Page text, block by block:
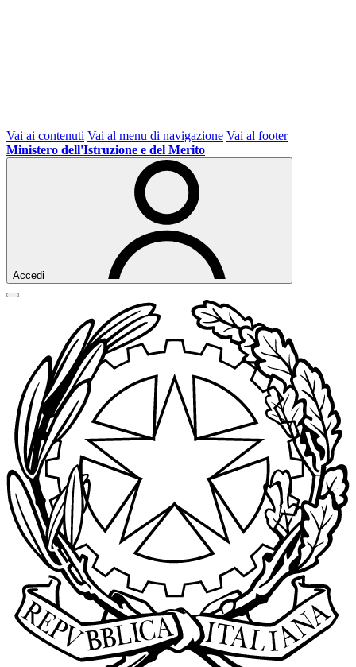
Vai ai contenuti Vai al menu di navigazione Vai al footer
Ministero dell'Istruzione e del Merito
Accedi